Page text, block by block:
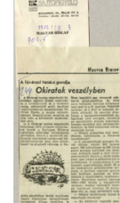
About us